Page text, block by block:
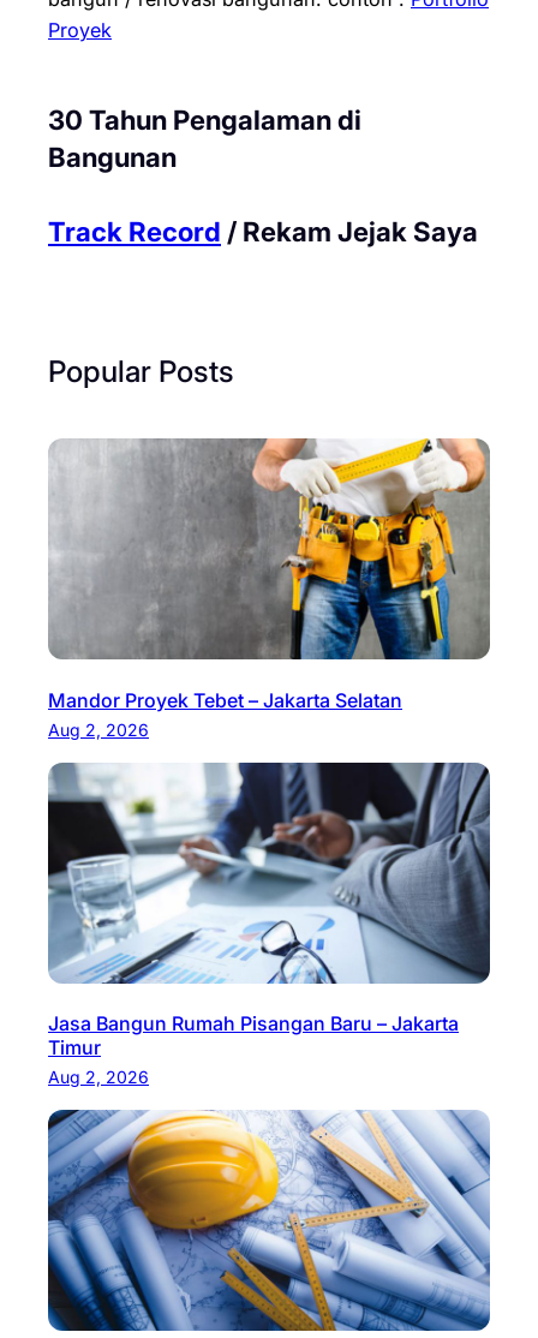
Proyek
30 Tahun Pengalaman di
Bangunan
Track Record / Rekam Jejak Saya
Popular Posts
Mandor Proyek Tebet – Jakarta Selatan
Aug 2, 2026
Jasa Bangun Rumah Pisangan Baru – Jakarta
Timur
Aug 2, 2026